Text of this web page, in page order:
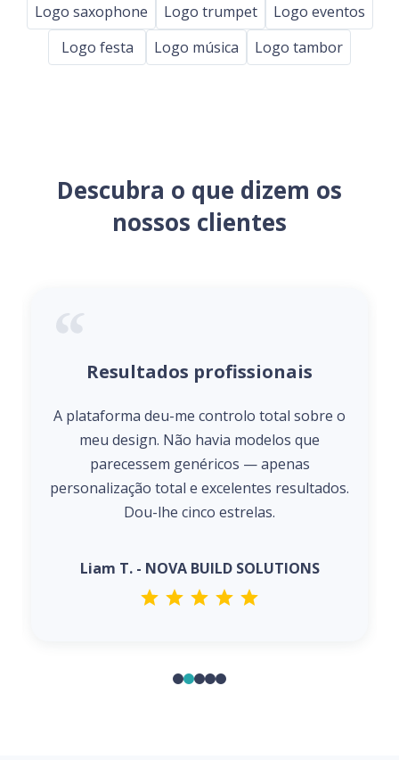
Logo saxophone
Logo trumpet
Logo eventos
Logo festa
Logo música Logo tambor
Descubra o que dizem os
nossos clientes
Resultados profissionais
A plataforma deu-me controlo total sobre o
meu design. Não havia modelos que
parecessem genéricos — apenas
personalização total e excelentes resultados.
Dou-lhe cinco estrelas.
Liam T. - NOVA BUILD SOLUTIONS